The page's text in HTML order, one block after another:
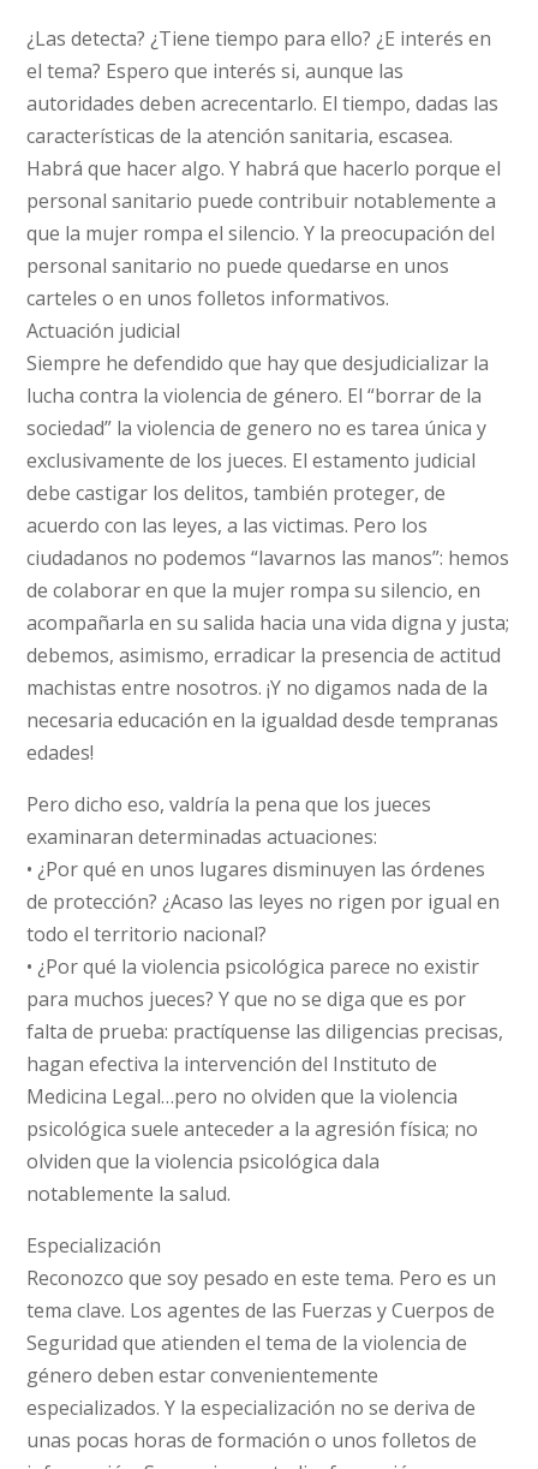
¿Las detecta? ¿Tiene tiempo para ello? ¿E interés en
el tema? Espero que interés si, aunque las
autoridades deben acrecentarlo. El tiempo, dadas las
características de la atención sanitaria, escasea.
Habrá que hacer algo. Y habrá que hacerlo porque el
personal sanitario puede contribuir notablemente a
que la mujer rompa el silencio. Y la preocupación del
personal sanitario no puede quedarse en unos
carteles o en unos folletos informativos.
Actuación judicial
Siempre he defendido que hay que desjudicializar la
lucha contra la violencia de género. El “borrar de la
sociedad” la violencia de genero no es tarea única y
exclusivamente de los jueces. El estamento judicial
debe castigar los delitos, también proteger, de
acuerdo con las leyes, a las victimas. Pero los
ciudadanos no podemos “lavarnos las manos”: hemos
de colaborar en que la mujer rompa su silencio, en
acompañarla en su salida hacia una vida digna y justa;
debemos, asimismo, erradicar la presencia de actitud
machistas entre nosotros. ¡Y no digamos nada de la
necesaria educación en la igualdad desde tempranas
edades!
Pero dicho eso, valdría la pena que los jueces
examinaran determinadas actuaciones:
• ¿Por qué en unos lugares disminuyen las órdenes
de protección? ¿Acaso las leyes no rigen por igual en
todo el territorio nacional?
• ¿Por qué la violencia psicológica parece no existir
para muchos jueces? Y que no se diga que es por
falta de prueba: practíquense las diligencias precisas,
hagan efectiva la intervención del Instituto de
Medicina Legal…pero no olviden que la violencia
psicológica suele anteceder a la agresión física; no
olviden que la violencia psicológica dala
notablemente la salud.
Especialización
Reconozco que soy pesado en este tema. Pero es un
tema clave. Los agentes de las Fuerzas y Cuerpos de
Seguridad que atienden el tema de la violencia de
género deben estar convenientemente
especializados. Y la especialización no se deriva de
unas pocas horas de formación o unos folletos de